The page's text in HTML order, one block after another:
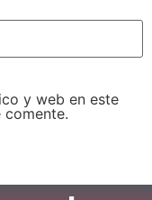
y web en este